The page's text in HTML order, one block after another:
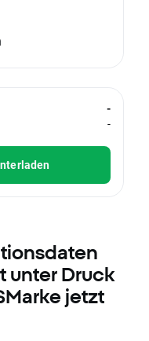
-
-
unter Druck
jetzt